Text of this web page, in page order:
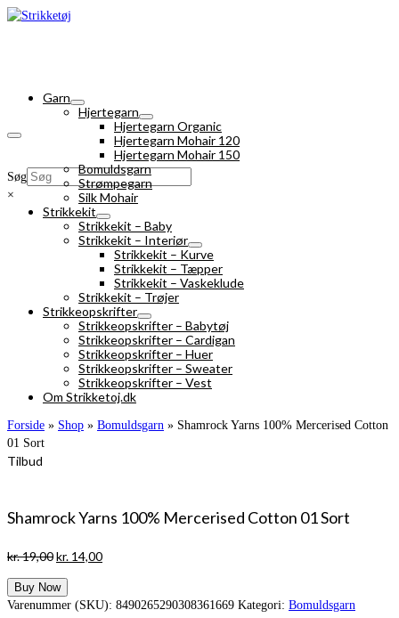
Søg
×
Garn
Hjertegarn
Hjertegarn Organic
Hjertegarn Mohair 120
Hjertegarn Mohair 150
Bomuldsgarn
Strømpegarn
Silk Mohair
Strikkekit
Strikkekit – Baby
Strikkekit – Interiør
Strikkekit – Kurve
Strikkekit – Tæpper
Strikkekit – Vaskeklude
Strikkekit – Trøjer
Strikkeopskrifter
Strikkeopskrifter – Babytøj
Strikkeopskrifter – Cardigan
Strikkeopskrifter – Huer
Strikkeopskrifter – Sweater
Strikkeopskrifter – Vest
Om Strikketoj.dk
Forside » Shop » Bomuldsgarn » Shamrock Yarns 100% Mercerised Cotton
01 Sort
Tilbud
Shamrock Yarns 100% Mercerised Cotton 01 Sort
kr.19,00Den
pris
var:
kr. 14,00Den
er:
Buy Now
Varenummer (SKU): 8490265290308361669 Kategori: Bomuldsgarn